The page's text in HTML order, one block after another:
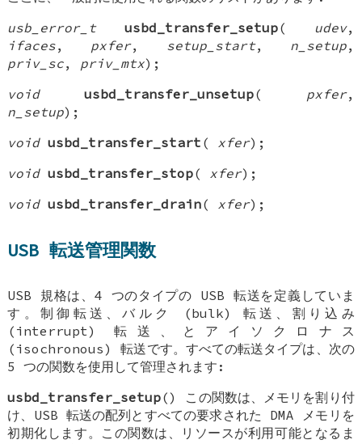
usb_error_t
usbd_transfer_setup( udev,
ifaces, pxfer, setup_start, n_setup,
priv_sc, priv_mtx);
void
usbd_transfer_unsetup( pxfer,
n_setup);
void usbd_transfer_start ( xfer);
void usbd_transfer_stop( xfer);
void usbd_transfer_drain( xfer);
USB 転送管理関数
USB 規格は、4 つのタイプの USB 転送を定義していま
す。制御転送、バルク (bulk) 転送、割り込み
(interrupt) 転送、とアイソクロナス
(isochronous) 転送です。すべての転送タイプは、次の
5 つの関数を使用して管理されます:
usbd_transfer_setup() この関数は、メモリを割り付
け、USB 転送の配列とすべての要求された DMA メモリを
初期化します。この関数は、リソースが利用可能となるま